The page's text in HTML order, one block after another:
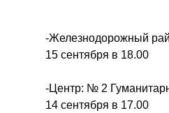
-Железнодорожный
15 сентября в 18.00
-Центр: № 2
14 сентября в 17.00